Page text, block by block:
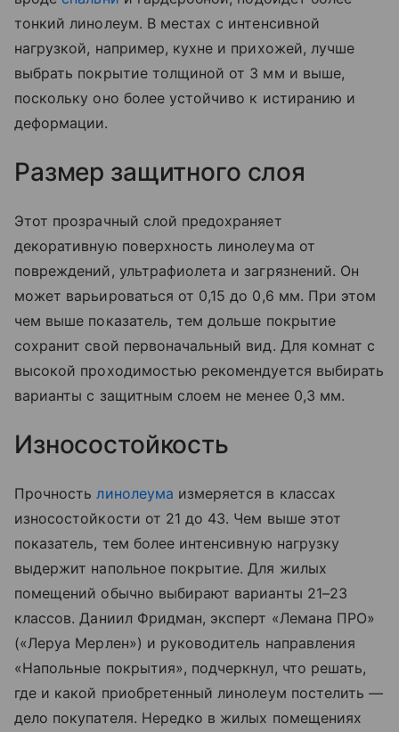
тонкий линолеум. В местах с интенсивной
нагрузкой, например, кухне и прихожей, лучше
выбрать покрытие толщиной от 3 мм и выше,
поскольку оно более устойчиво к истиранию и
деформации.
Размер защитного слоя
Этот прозрачный слой предохраняет
декоративную поверхность линолеума от
повреждений, ультрафиолета и загрязнений. Он
может варьироваться от 0,15 до 0,6 мм. При этом
чем выше показатель, тем дольше покрытие
сохранит свой первоначальный вид. Для комнат с
высокой проходимостью рекомендуется выбирать
варианты с защитным слоем не менее 0,3 мм.
Износостойкость
Прочность линолеума измеряется в классах
износостойкости от 21 до 43. Чем выше этот
показатель, тем более интенсивную нагрузку
выдержит напольное покрытие. Для жилых
помещений обычно выбирают варианты 21–23
классов. Даниил Фридман, эксперт «Лемана ПРО»
(«Леруа Мерлен») и руководитель направления
«Напольные покрытия», подчеркнул, что решать,
где и какой приобретенный линолеум постелить —
дело покупателя. Нередко в жилых помещениях